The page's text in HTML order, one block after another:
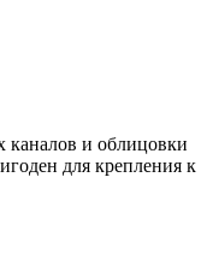
каналов и облицовки
для крепления к